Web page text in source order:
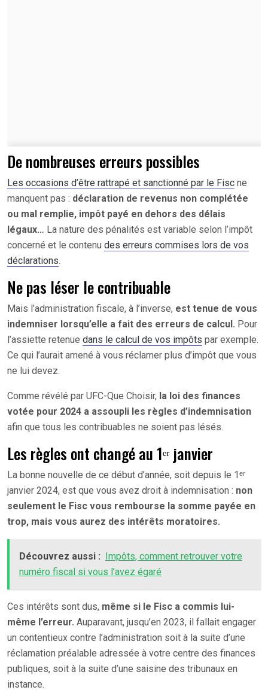
De nombreuses erreurs possibles
Les occasions d’être rattrapé et sanctionné par le Fisc ne
manquent pas : déclaration de revenus non complétée
ou mal remplie, impôt payé en dehors des délais
légaux… La nature des pénalités est variable selon l’impôt
concerné et le contenu des erreurs commises lors de vos
déclarations.
Ne pas léser le contribuable
Mais l’administration fiscale, à l’inverse, est tenue de vous
indemniser lorsqu’elle a fait des erreurs de calcul. Pour
l’assiette retenue dans le calcul de vos impôts par exemple.
Ce qui l’aurait amené à vous réclamer plus d’impôt que vous
ne lui devez.
Comme révélé par UFC-Que Choisir, la loi des finances
votée pour 2024 a assoupli les règles d’indemnisation
afin que tous les contribuables ne soient pas lésés.
Les règles ont changé au 1ᵉʳ janvier
La bonne nouvelle de ce début d’année, soit depuis le 1ᵉʳ
janvier 2024, est que vous avez droit à indemnisation : non
seulement le Fisc vous rembourse la somme payée en
trop, mais vous aurez des intérêts moratoires.
Découvrez aussi : Impôts, comment retrouver votre
numéro fiscal si vous l’avez égaré
Ces intérêts sont dus, même si le Fisc a commis lui-
même l’erreur. Auparavant, jusqu’en 2023, il fallait engager
un contentieux contre l’administration soit à la suite d’une
réclamation préalable adressée à votre centre des finances
publiques, soit à la suite d’une saisine des tribunaux en
instance.